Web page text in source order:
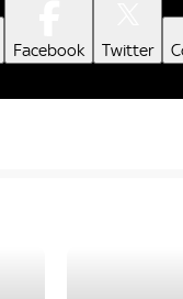
Facebook Twitter